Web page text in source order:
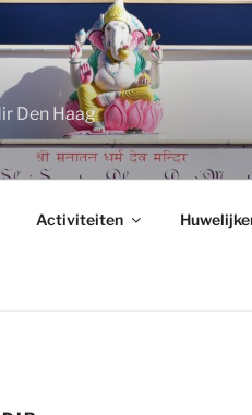
Den Haag
Activiteiten